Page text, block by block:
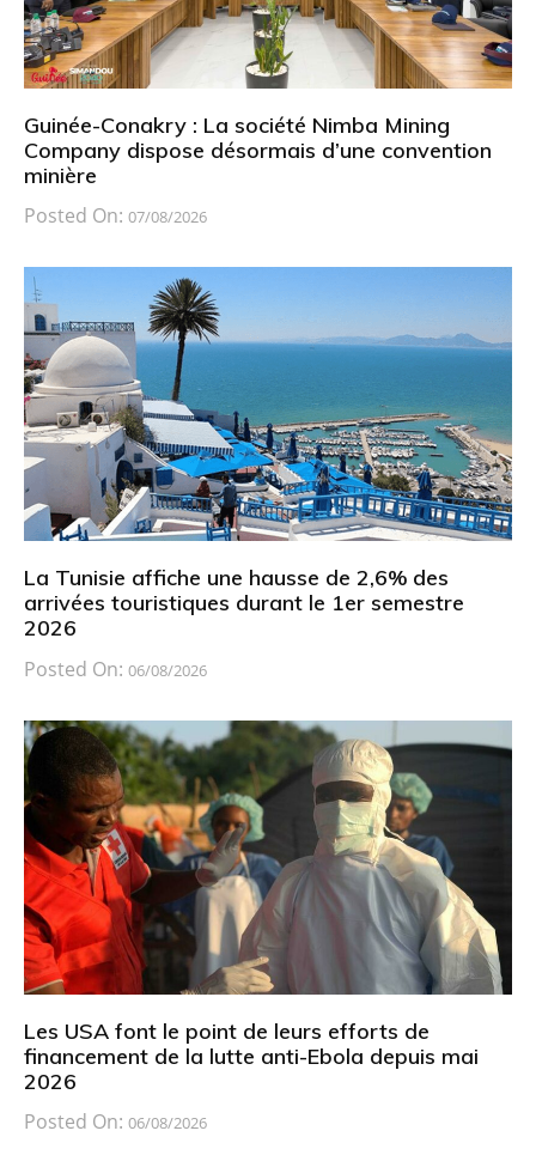
Guinée-Conakry : La société Nimba Mining
Company dispose désormais d’une convention
minière
Posted On: 07/08/2026
La Tunisie affiche une hausse de 2,6% des
arrivées touristiques durant le 1er semestre
2026
Posted On: 06/08/2026
Les USA font le point de leurs efforts de
financement de la lutte anti-Ebola depuis mai
2026
Posted On: 06/08/2026